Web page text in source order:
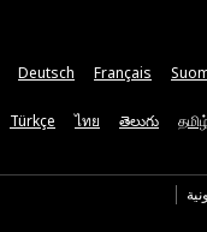
Français
Deutsch
తెలుగు
ไทย
Türkçe